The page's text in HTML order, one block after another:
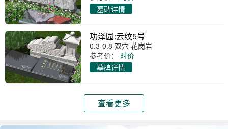
墓碑详情
功泽园:云纹5号
0.3-0.8 双穴 花岗岩
参考价：
时价
墓碑详情
查看更多